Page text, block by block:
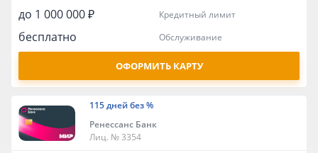
до 1 000 000 ₽ кредитный лимит
бесплатно обслуживание
ОФОРМИТЬ КАРТУ
115 дней без %
Ренессанс Банк
Лиц. № 3354